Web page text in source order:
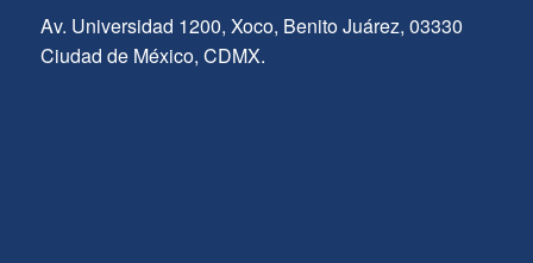
Av. Universidad 1200, Xoco, Benito Juárez, 03330
Ciudad de México, CDMX.